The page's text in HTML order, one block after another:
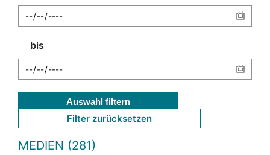
bis
Auswahl filtern
Filter zurücksetzen
MEDIEN (281)